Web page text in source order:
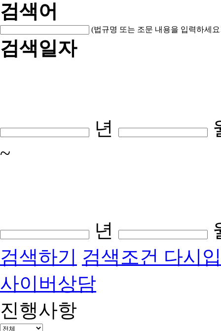
검색어
(법규명 또는 조문 내용을 입력하세
검색일자
년
~
년
검색하기 검색조건 다시
사이버상담
진행사항